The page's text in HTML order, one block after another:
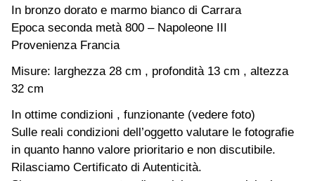
In bronzo dorato e marmo bianco di Carrara
Epoca seconda metà 800 – Napoleone III
Provenienza Francia
Misure: larghezza 28 cm , profondità 13 cm , altezza
32 cm
In ottime condizioni , funzionante (vedere foto)
Sulle reali condizioni dell’oggetto valutare le fotografie
in quanto hanno valore prioritario e non discutibile.
Rilasciamo Certificato di Autenticità.